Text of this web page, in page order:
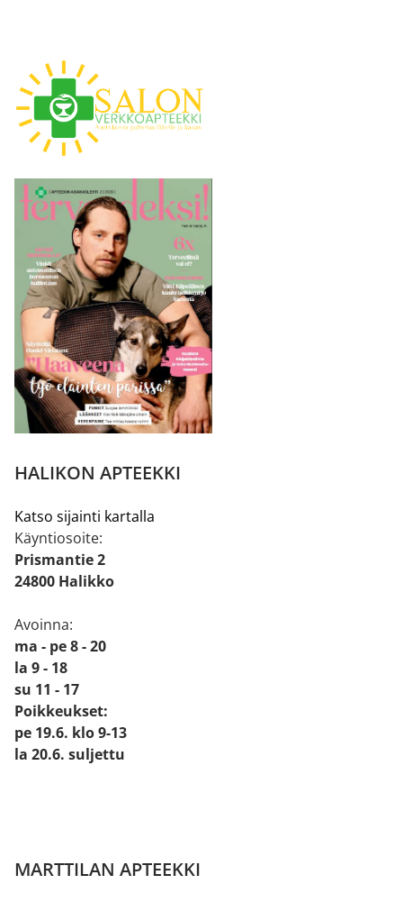
HALIKON APTEEKKI
Katso sijainti kartalla
Käyntiosoite:
Prismantie 2
24800 Halikko
Avoinna:
ma - pe 8 - 20
la 9 - 18
su 11 - 17
Poikkeukset:
pe 19.6. klo 9-13
la 20.6. suljettu
MARTTILAN APTEEKKI